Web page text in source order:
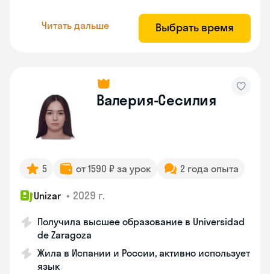
Читать дальше Выбрать время
Валерия-Сесилия
5 от 1590 ₽ за урок 2 года опыта
Unizar • 2029 г.
Получила высшее образование в Universidad
de Zaragoza
Жила в Испании и России, активно использует
язык